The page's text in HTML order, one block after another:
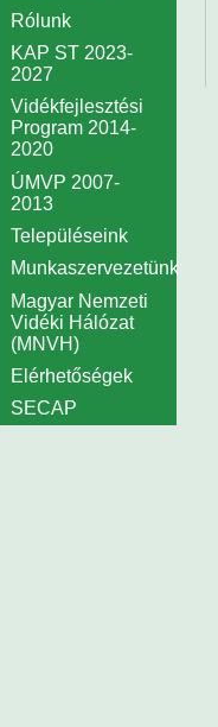
Rólunk
KAP ST 2023-
2027
Vidékfejlesztési
Program 2014-
2020
ÚMVP 2007-
2013
Településeink
Munkaszervezetünk
Magyar Nemzeti
Vidéki Hálózat
(MNVH)
Elérhetőségek
SECAP